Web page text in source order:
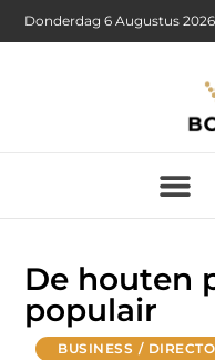
Donderdag 6 Augustus 2026
De houten
populair
BUSINESS /